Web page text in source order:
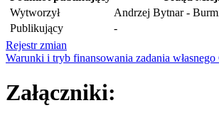
Wytworzył
Andrzej Bytnar -
Publikujący
-
Rejestr zmian
Warunki i tryb finansowania zadania
Załączniki: